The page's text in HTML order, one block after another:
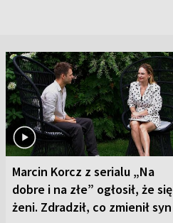
Marcin Korcz z serialu „Na
dobre i na złe” ogłosił, że się
żeni. Zdradził, co zmienił syn